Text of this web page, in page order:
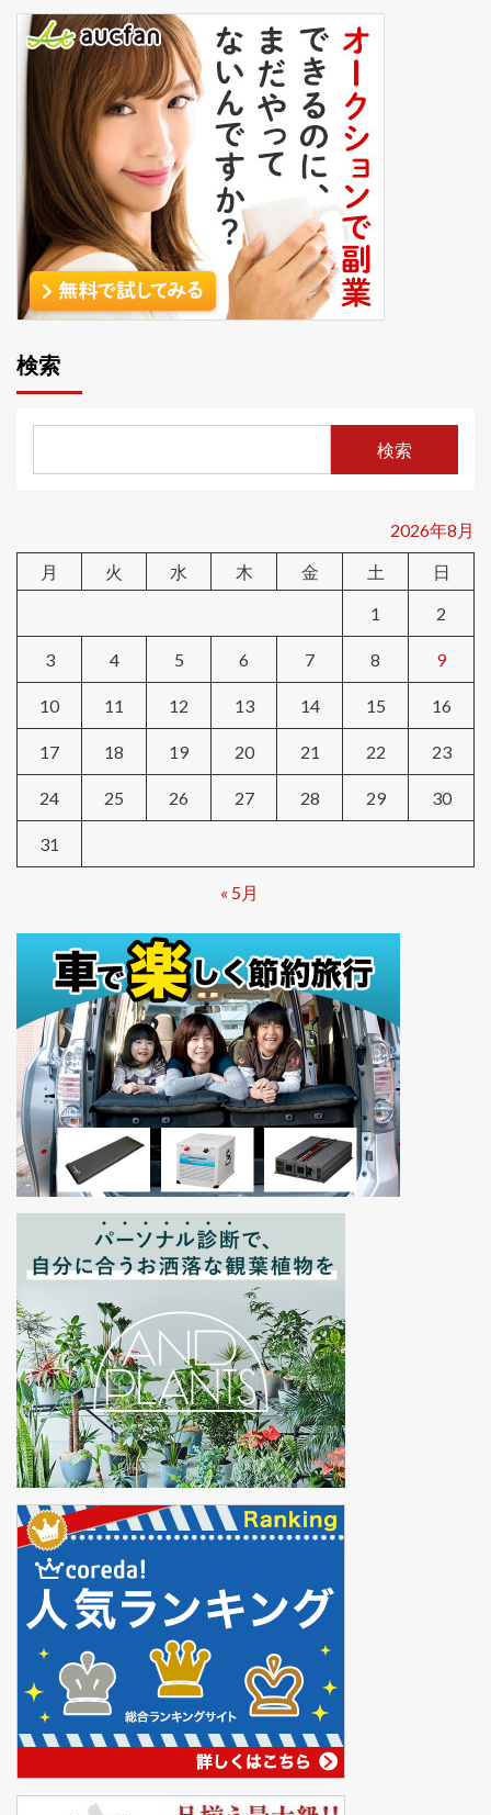
検索
検索
2026年8月
月
火 水 木 金 土
日
1
2
3 4 5 6 7 8 9
10 11 12 13 14 15 16
17 18 19 20 21 22 23
24 25 26 27 28 29 30
31
« 5月